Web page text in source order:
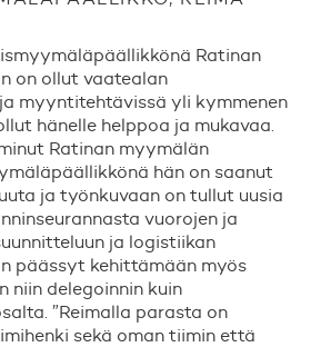
Ratinan
on ollut vaatealan
myyntitehtävissä yli kymmenen
hänelle helppoa ja mukavaa.
Ratinan myymälän
hän on saanut
ja työnkuvaan on tullut uusia
vuorojen ja
ja logistiikan
päässyt kehittämään myös
niin delegoinnin kuin
”Reimalla parasta on
sekä oman tiimin että